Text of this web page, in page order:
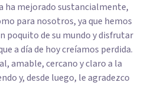
ha mejorado sustancialmente,
para nosotros, ya que hemos
poquito de su mundo y disfrutar
a día de hoy creíamos perdida.
amable, cercano y claro a la
y, desde luego, le agradezco